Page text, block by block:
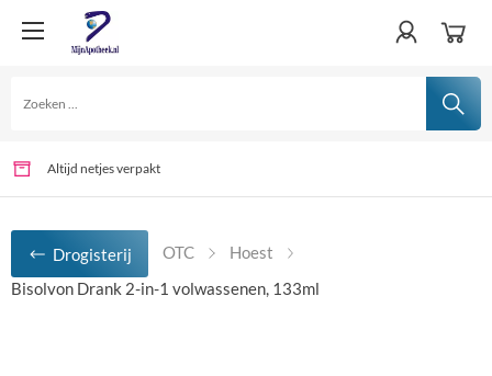
Verschillende betaalmogelijkheden
Voor 15:00 uur besteld, vandaag verwerkt
Altijd netjes verpakt
Drogisterij OTC
Hoest
Bisolvon Drank 2-in-1 volwassenen, 133ml